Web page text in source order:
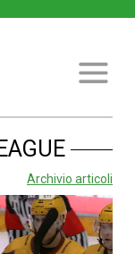
Archivio articoli